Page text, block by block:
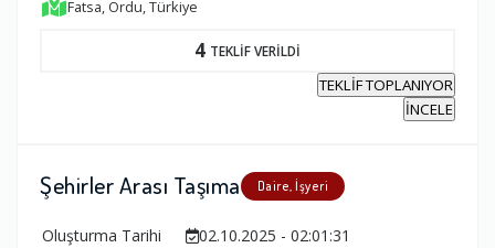
Fatsa, Ordu, Türkiye
4 TEKLİF VERİLDİ
TEKLİF TOPLANIYOR
İNCELE
Şehirler Arası Taşıma Daire, İşyeri
Oluşturma Tarihi
02.10.2025 - 02:01:31